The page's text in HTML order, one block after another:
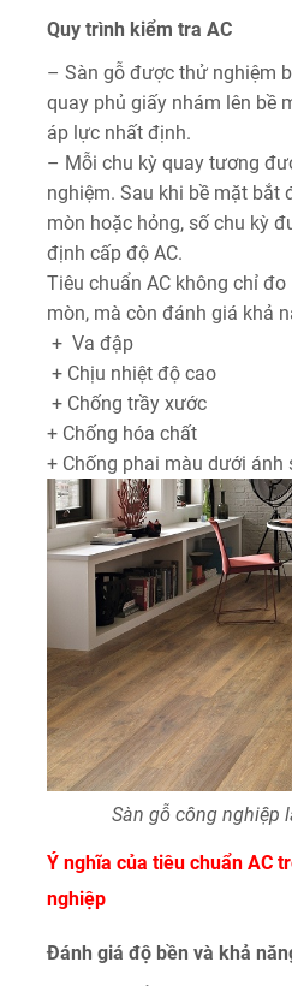
Quy trình kiểm tra AC
– Sàn gỗ được thử nghiệm
quay phủ giấy nhám lên bề
áp lực nhất định.
– Mỗi chu kỳ quay tương
nghiệm. Sau khi bề mặt bắt
mòn hoặc hỏng, số chu kỳ
định cấp độ AC.
Tiêu chuẩn AC không chỉ
mòn, mà còn đánh giá khả
+ Va đập
+ Chịu nhiệt độ cao
+ Chống trầy xước
+ Chống hóa chất
+ Chống phai màu dưới ánh
Sàn gỗ công nghiệp
Ý nghĩa của tiêu chuẩn AC
nghiệp
Đánh giá độ bền và khả